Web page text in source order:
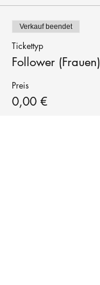
Verkauf beendet
Tickettyp
Follower (Frauen)
Preis
0,00 €